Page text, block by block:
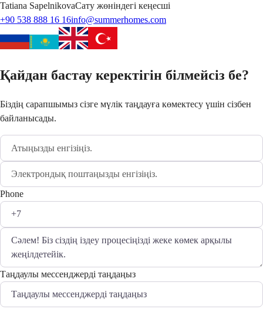
Tatiana SapelnikovaСату жөніндегі кеңесші
+90 538 888 16 16info@summerhomes.com
Қайдан бастау керектігін білмейсіз бе?
Біздің сарапшымыз сізге мүлік таңдауға көмектесу үшін сізбен
байланысады.
Phone
Таңдаулы мессенджерді таңдаңыз